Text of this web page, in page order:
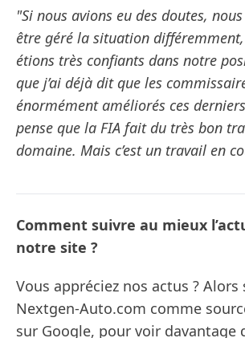
"Si nous avions eu des doutes,
être géré la situation
étions très confiants dans notre
que j’ai déjà dit que les
énormément améliorés ces
pense que la FIA fait du très bon
domaine. Mais c’est un travail en
Comment suivre au mieux
notre site ?
Vous appréciez nos actus ?
Nextgen-Auto.com comme
sur Google, pour voir davantage